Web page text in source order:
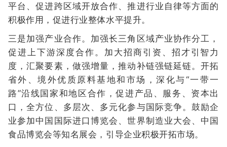
平台、促进跨区域开放合作、推进行业自律等方面的
积极作用，促进行业整体水平提升。
三是加强产业合作。加强长三角区域产业协作分工，
促进上下游深度合作。加大招商引资、招才引智力
度，汇聚要素，做强增量，推动补链强链延链。开拓
省外、境外优质原料基地和市场，深化与“一带一
路”沿线国家和地区合作，促进产品、服务、资本出
口，全方位、多层次、多元化参与国际竞争。鼓励企
业参加中国国际进口博览会、世界制造业大会、中国
食品博览会等知名展会，引导企业积极开拓市场。